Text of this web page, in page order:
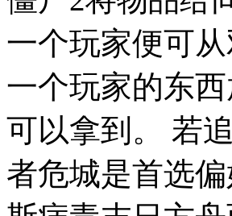
一个玩家便可
一个玩家的东
可以拿到。 若
者危城是首选